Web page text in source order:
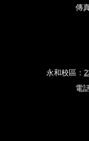
傳
永和校區：
電